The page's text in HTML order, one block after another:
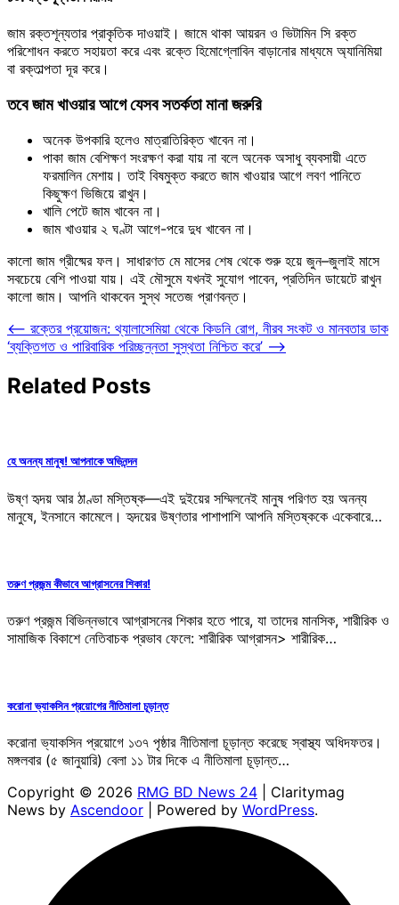
জাম রক্তশূন্যতার প্রাকৃতিক দাওয়াই। জামে থাকা আয়রন ও ভিটামিন সি রক্ত
পরিশোধন করতে সহায়তা করে এবং রক্তে হিমোগ্লোবিন বাড়ানোর মাধ্যমে অ্যানিমিয়া
বা রক্তাল্পতা দূর করে।
তবে জাম খাওয়ার আগে যেসব সতর্কতা মানা জরুরি
অনেক উপকারি হলেও মাত্রাতিরিক্ত খাবেন না।
পাকা জাম বেশিক্ষণ সংরক্ষণ করা যায় না বলে অনেক অসাধু ব্যবসায়ী এতে
ফরমালিন মেশায়। তাই বিষমুক্ত করতে জাম খাওয়ার আগে লবণ পানিতে
কিছুক্ষণ ভিজিয়ে রাখুন।
খালি পেটে জাম খাবেন না।
জাম খাওয়ার ২ ঘণ্টা আগে-পরে দুধ খাবেন না।
কালো জাম গ্রীষ্মের ফল। সাধারণত মে মাসের শেষ থেকে শুরু হয়ে জুন–জুলাই মাসে
সবচেয়ে বেশি পাওয়া যায়। এই মৌসুমে যখনই সুযোগ পাবেন, প্রতিদিন ডায়েটে রাখুন
কালো জাম। আপনি থাকবেন সুস্থ সতেজ প্রাণবন্ত।
Post
navigation
⟵ রক্তের প্রয়োজন: থ্যালাসেমিয়া থেকে কিডনি রোগ, নীরব সংকট ও মানবতার ডাক
‘ব্যক্তিগত ও পারিবারিক পরিচ্ছন্নতা সুস্থতা নিশ্চিত করে’ ⟶
Related Posts
হে অনন্য মানুষ! আপনাকে অভিনন্দন
উষ্ণ হৃদয় আর ঠাণ্ডা মস্তিষ্ক—এই দুইয়ের সম্মিলনেই মানুষ পরিণত হয় অনন্য
মানুষে, ইনসানে কামেলে। হৃদয়ের উষ্ণতার পাশাপাশি আপনি মস্তিষ্ককে একেবারে…
তরুণ প্রজন্ম কীভাবে আগ্রাসনের শিকার!
তরুণ প্রজন্ম বিভিন্নভাবে আগ্রাসনের শিকার হতে পারে, যা তাদের মানসিক, শারীরিক ও
সামাজিক বিকাশে নেতিবাচক প্রভাব ফেলে: শারীরিক আগ্রাসন> শারীরিক…
করোনা ভ্যাকসিন প্রয়োগের নীতিমালা চূড়ান্ত
করোনা ভ্যাকসিন প্রয়োগে ১৩৭ পৃষ্ঠার নীতিমালা চূড়ান্ত করেছে স্বাস্থ্য অধিদফতর।
মঙ্গলবার (৫ জানুয়ারি) বেলা ১১ টার দিকে এ নীতিমালা চূড়ান্ত…
Copyright © 2026 RMG BD News 24 | Claritymag
News by Ascendoor | Powered by WordPress.